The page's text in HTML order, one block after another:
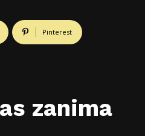
Pinterest
zanima